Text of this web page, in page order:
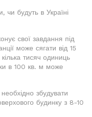
будуть в Україні
свої завдання під
може сягати від 15
тисяч одиниць
в 100 кв. м може
збудувати
будинку з 8-10